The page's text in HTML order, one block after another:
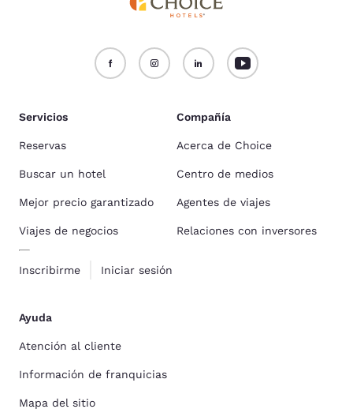
Servicios
Reservas
Buscar un hotel
Mejor precio garantizado
Viajes de negocios
Inscribirme Iniciar sesión
Compañía
Acerca de Choice
Centro de medios
Agentes de viajes
Relaciones con inversores
Ayuda
Atención al cliente
Información de franquicias
Mapa del sitio